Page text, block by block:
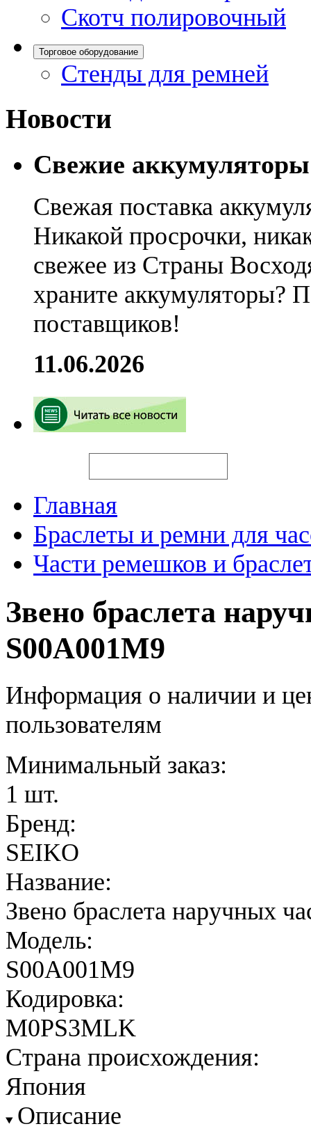
Скотч полировочный
Торговое оборудование
Стенды для ремней
Новости
Свежие
Свежая поставка
Никакой просрочки,
свежее из Страны
храните аккумуляторы?
поставщиков!
11.06.2026
Главная
Браслеты и ремни для
Части ремешков и
Звено браслета
S00A001M9
Информация о наличии и
пользователям
Минимальный заказ:
1 шт.
Бренд:
SEIKO
Название:
Звено браслета наручных
Модель:
S00A001M9
Кодировка:
M0PS3MLK
Страна происхождения:
Япония
Описание